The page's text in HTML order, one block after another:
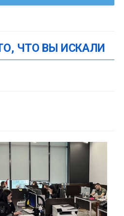
ЧТО ВЫ ИСКАЛИ